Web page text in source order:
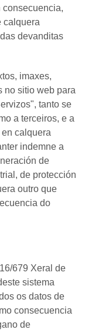
consecuencia,
calquera
devanditas
imaxes,
no sitio web para
tanto se
a terceiros, e a
calquera
indemne a
de
de protección
outro que
do
679 Xeral de
sistema
os datos de
consecuencia
de